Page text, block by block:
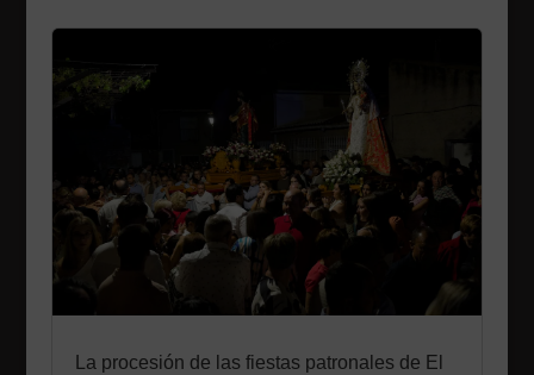
La procesión de las fiestas patronales de El